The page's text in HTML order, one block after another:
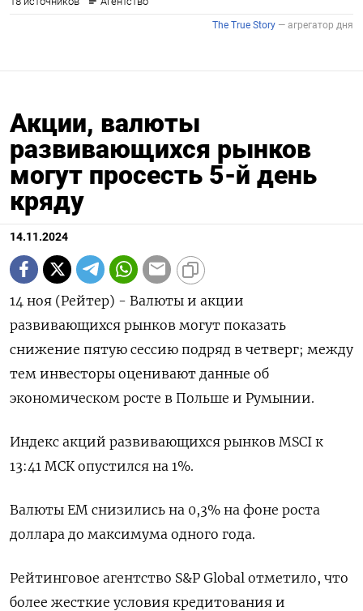
Акции, валюты
развивающихся рынков
могут просесть 5-й день
кряду
14.11.2024
14 ноя (Рейтер) - Валюты и акции
развивающихся рынков могут показать
снижение пятую сессию подряд в четверг; между
тем инвесторы оценивают данные об
экономическом росте в Польше и Румынии.
Индекс акций развивающихся рынков MSCI к
13:41 МСК опустился на 1%.
Валюты ЕМ снизились на 0,3% на фоне роста
доллара до максимума одного года.
Рейтинговое агентство S&P Global отметило, что
более жесткие условия кредитования и